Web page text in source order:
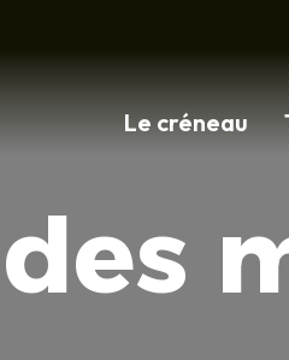
Le créneau
des